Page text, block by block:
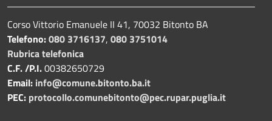
Corso Vittorio Emanuele II 41, 70032 Bitonto BA
Telefono:080 3716137, 080 3751014
Rubrica telefonica
C.F. /P.I.00382650729
Email: info@comune.bitonto.ba.it
PEC: protocollo.comunebitonto@pec.rupar.puglia.it